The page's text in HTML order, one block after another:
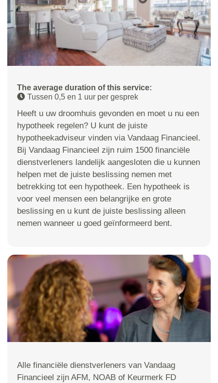
The average duration of this service:
Tussen 0,5 en 1 uur per gesprek
Heeft u uw droomhuis gevonden en moet u nu een
hypotheek regelen? U kunt de juiste
hypotheekadviseur vinden via Vandaag Financieel.
Bij Vandaag Financieel zijn ruim 1500 financiële
dienstverleners landelijk aangesloten die u kunnen
helpen met de juiste beslissing nemen met
betrekking tot een hypotheek. Een hypotheek is
voor veel mensen een belangrijke en grote
beslissing en u kunt de juiste beslissing alleen
nemen wanneer u goed geïnformeerd bent.
Alle financiële dienstverleners van Vandaag
Financieel zijn AFM, NOAB of Keurmerk FD